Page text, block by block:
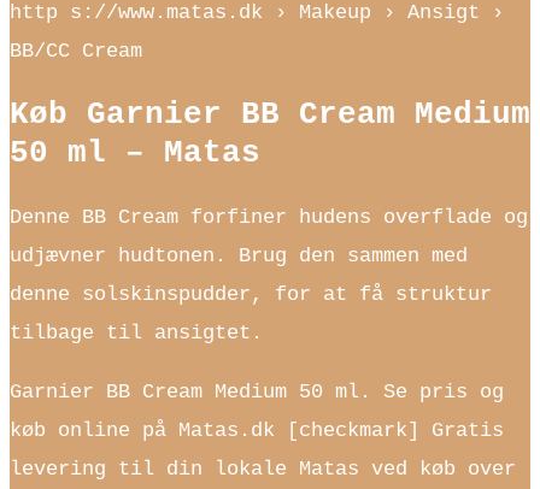
http s://www.matas.dk › Makeup › Ansigt ›
BB/CC Cream
Køb Garnier BB Cream Medium
50 ml – Matas
Denne BB Cream forfiner hudens overflade og
udjævner hudtonen. Brug den sammen med
denne solskinspudder, for at få struktur
tilbage til ansigtet.
Garnier BB Cream Medium 50 ml. Se pris og
køb online på Matas.dk [checkmark] Gratis
levering til din lokale Matas ved køb over